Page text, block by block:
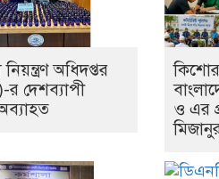
অধিদপ্তর
র দেশব্যাপী
কিশোর
ও এর